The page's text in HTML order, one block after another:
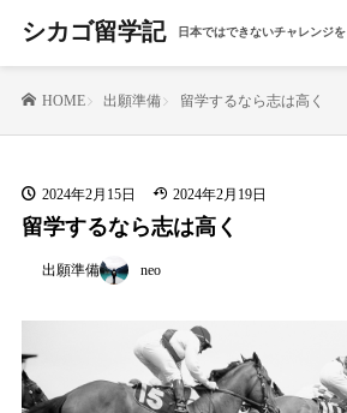
シカゴ留学記 日本ではできないチャレンジを
HOME 出願準備 留学するなら志は高く
2024年2月15日 2024年2月19日
留学するなら志は高く
出願準備 neo